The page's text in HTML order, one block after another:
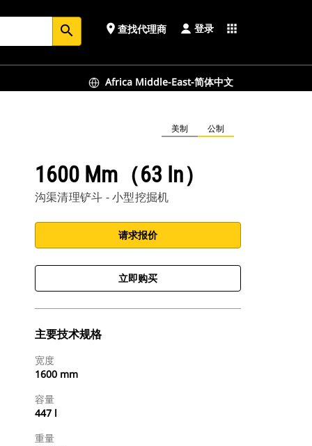
search place 查找代理商 登录 apps
Africa Middle-East-简体中文
美制 公制
1600 Mm（63 In）
沟渠清理铲斗 - 小型挖掘机
请求报价
立即购买
主要技术规格
宽度
1600 mm
容量
447 l
重量